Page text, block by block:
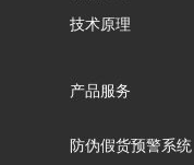
技术原理
产品服务
防伪假货预警系统